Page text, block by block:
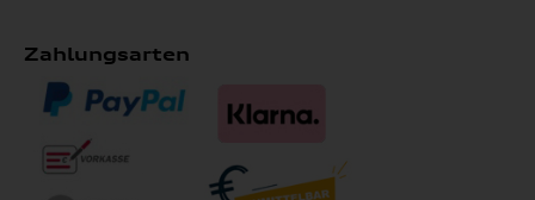
Zahlungsarten